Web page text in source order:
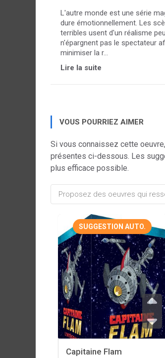
L'autre monde est une série
dure émotionnellement. Les
terribles usent d'un réalisme
n'épargnent pas le spectateur
minimiser la r...
Lire la suite
VOUS POURRIEZ AIMER
Si vous connaissez cette
présentes ci-dessous. Les
plus efficace possible.
SUGGESTION AUTO.
Capitaine Flam